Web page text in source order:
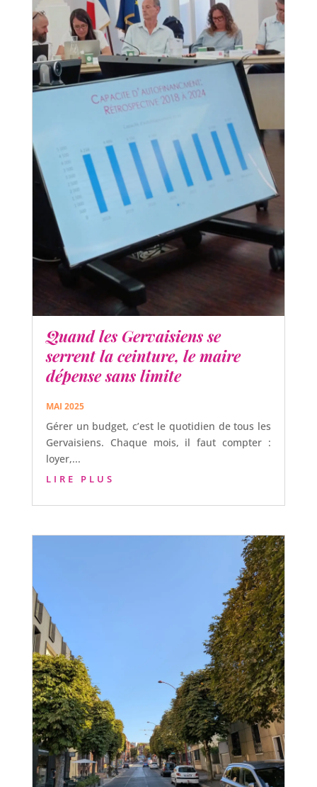
Quand les Gervaisiens se
serrent la ceinture, le maire
dépense sans limite
MAI 2025
Gérer un budget, c’est le quotidien de tous les
Gervaisiens. Chaque mois, il faut compter :
loyer,...
LIRE PLUS